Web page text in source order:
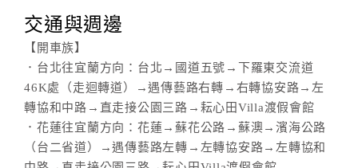
交通與週邊
【開車族】
．台北往宜蘭方向：台北→國道五號→下羅東交流道
46K處（走迴轉道）→遇傳藝路右轉→右轉協安路→左
轉協和中路→直走接公園三路→耘心田Villa渡假會館
．花蓮往宜蘭方向：花蓮→蘇花公路→蘇澳→濱海公路
（台二省道）→遇傳藝路左轉→左轉協安路→左轉協和